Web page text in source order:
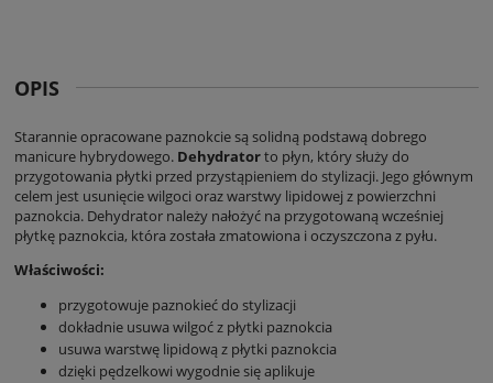
OPIS
Starannie opracowane paznokcie są solidną podstawą dobrego
manicure hybrydowego. Dehydratorto płyn, który służy do
przygotowania płytki przed przystąpieniem do stylizacji. Jego głównym
celem jest usunięcie wilgoci oraz warstwy lipidowej z powierzchni
paznokcia. Dehydrator należy nałożyć na przygotowaną wcześniej
płytkę paznokcia, która została zmatowiona i oczyszczona z pyłu.
Właściwości:
przygotowuje paznokieć do stylizacji
dokładnie usuwa wilgoć z płytki paznokcia
usuwa warstwę lipidową z płytki paznokcia
dzięki pędzelkowi wygodnie się aplikuje